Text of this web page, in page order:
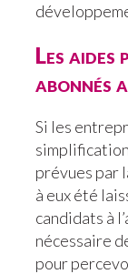
Les
abonnés
Si les
prévues par
à eux été
candidats à
nécessaire
pour